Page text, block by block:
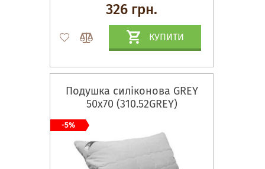
326 грн.
КУПИТИ
Подушка силіконова GREY
50х70 (310.52GREY)
-5%